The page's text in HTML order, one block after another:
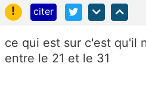
!
citer
ce qui est sur c'est qu'il
entre le 21 et le 31